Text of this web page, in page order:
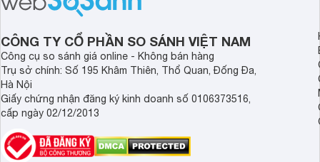
Websosanh.vn đi tìm hiểu chi tiết sản
phẩm nhé.
tối ưu cho không
an toàn.
CÔNG TY CỔ PHẦN SO SÁNH VIỆT NAM
Công cụ so sánh giá online - Không bán hàng
Trụ sở chính: Số 195 Khâm Thiên, Thổ Quan, Đống Đa,
Hà Nội
Giấy chứng nhận đăng ký kinh doanh số 0106373516,
cấp ngày 02/12/2013